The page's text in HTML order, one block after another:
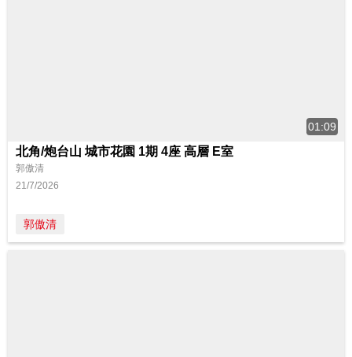
01:09
北角/炮台山 城市花園 1期 4座 高層 E室
郭傲清
21/7/2026
郭傲清